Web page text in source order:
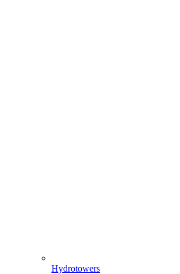
Hydrotowers